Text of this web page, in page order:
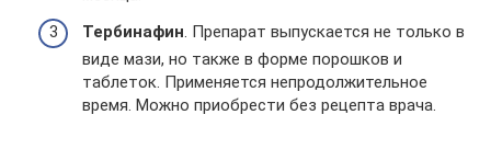
Тербинафин. Препарат выпускается не только в
виде мази, но также в форме порошков и
таблеток. Применяется непродолжительное
время. Можно приобрести без рецепта врача.